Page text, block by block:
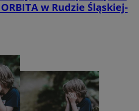
w Rudzie Śląskiej-